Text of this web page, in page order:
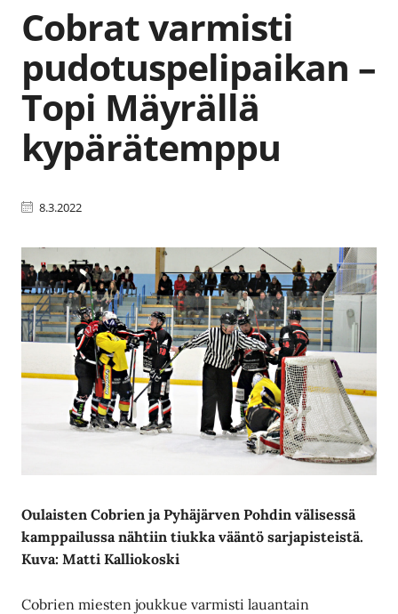
Cobrat varmisti
pudotuspelipaikan –
Topi Mäyrällä
kypärätemppu
8.3.2022
Oulaisten Cobrien ja Pyhäjärven Pohdin välisessä
kamppailussa nähtiin tiukka vääntö sarjapisteistä.
Kuva: Matti Kalliokoski
Cobrien miesten joukkue varmisti lauantain